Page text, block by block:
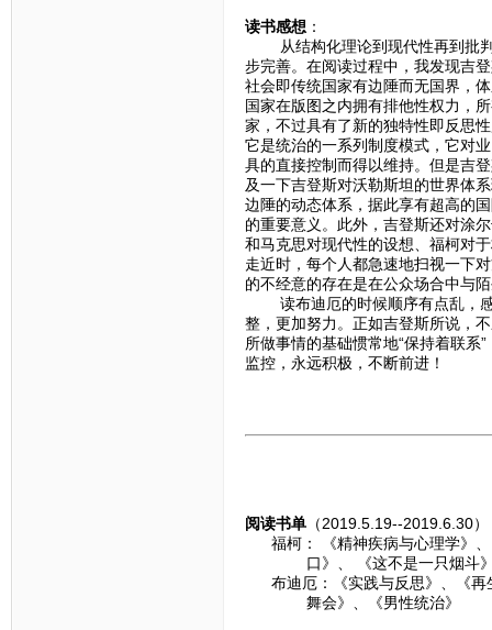
读书感想 ：
从结构化理论到现代性再到批判
步完善。在阅读过程中，我发现吉
社会即传统国家有边陲而无国界，
国家在版图之内拥有排他性权力，
家，不过具有了新的独特性即反思
它是统治的一系列制度模式，它对
具的直接控制而得以维持。但是吉
及一下吉登斯对沃勒斯坦的世界体
边陲的动态体系，据此享有超高的
的重要意义。此外，吉登斯还对涂
和马克思对现代性的设想、福柯对
走近时，每个人都急速地扫视一下
的不经意的存在是在公众场合中与
读布迪厄的时候顺序有点乱，感
整，更加努力。正如吉登斯所说，
所做事情的基础惯常地“保持着联系
监控，永远积极，不断前进！
阅读书单（2019.5.19--2019.6.30）
福柯： 《精神疾病与心理学》、
口》、 《这不是一只烟斗》
布迪厄：《实践与反思》、《再
舞会》、《男性统治》